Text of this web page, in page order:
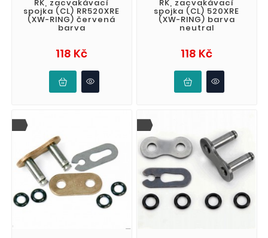
RK, zacvakávací
spojka (CL) RR520XRE
(XW-RING) červená
barva
118 KčCena
RK, zacvakávací
spojka (CL) 520XRE
(XW-RING) barva
neutral
118 KčCena